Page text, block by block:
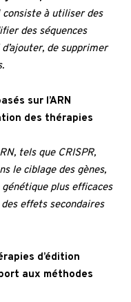
consiste à utiliser des
des séquences
de supprimer
sur l’ARN
des thérapies
tels que CRISPR,
le ciblage des gènes,
plus efficaces
effets secondaires
d’édition
aux méthodes